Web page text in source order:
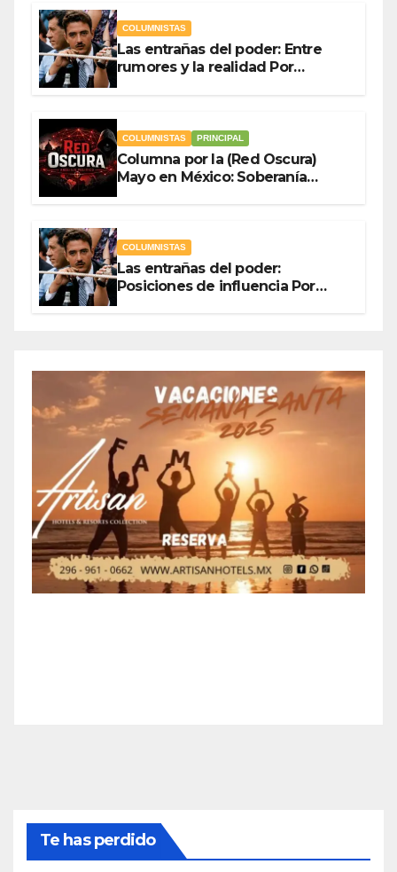
COLUMNISTAS
Las entrañas del poder: Entre
rumores y la realidad Por
COLUMNISTAS PRINCIPAL
Columna por la (Red Oscura)
Mayo en México: Soberanía
COLUMNISTAS
Las entrañas del poder:
Posiciones de influencia Por
Te has perdido